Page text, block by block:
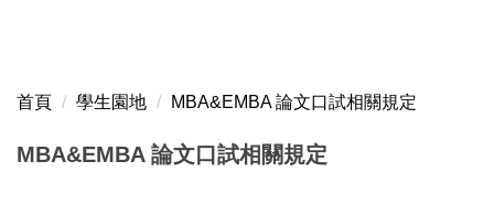
首頁 學生園地 MBA&EMBA 論文口試相關規定
MBA&EMBA 論文口試相關規定